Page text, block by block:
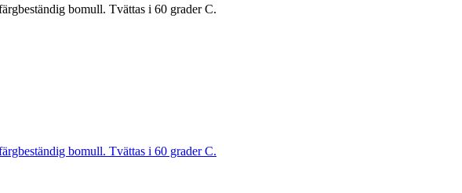
bomull. Tvättas i 60 grader C.
bomull. Tvättas i 60 grader C.